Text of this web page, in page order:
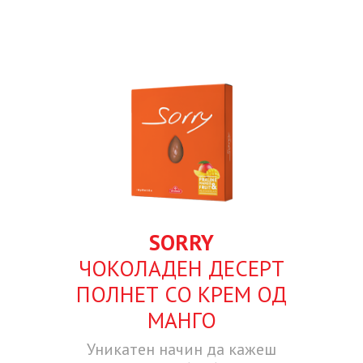
SORRY
ЧОКОЛАДЕН ДЕСЕРТ
ПОЛНЕТ СО КРЕМ ОД
МАНГО
Уникатен начин да кажеш